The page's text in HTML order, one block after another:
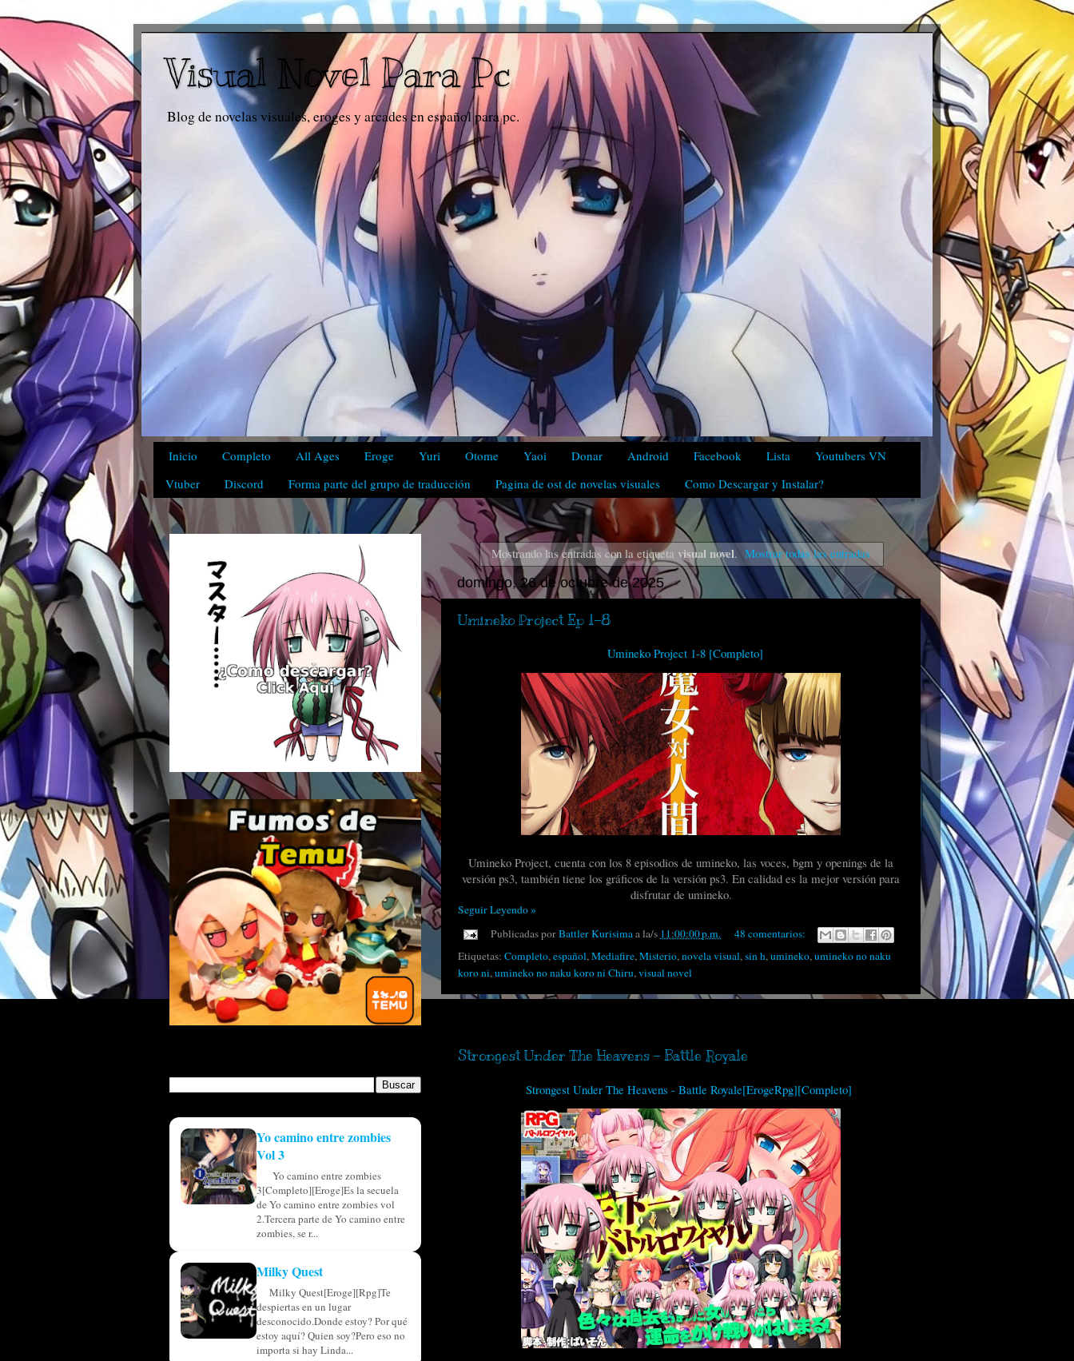
Visual Novel Para Pc
Blog de novelas visuales, eroges y arcades en español para pc.
Inicio Completo All Ages Eroge Yuri Otome Yaoi Donar Android Facebook Lista
Youtubers VN
Vtuber
Discord Forma parte del grupo de traducción Pagina de ost de novelas visuales Como Descargar y Instalar?
Mostrando las entradas con la etiqueta visual novel. Mostrar todas las entradas
domingo, 26 de octubre de 2025
Umineko Project Ep 1-8
Umineko Project 1-8 [Completo]
Umineko Project, cuenta con los 8 episodios de umineko, las voces, bgm y openings de la
versión ps3, también tiene los gráficos de la versión ps3. En calidad es la mejor versión para
disfrutar de umineko.
Seguir Leyendo »
Publicadas porBattler Kurisimaa la/s 11:00:00 p.m.
48 comentarios:
Etiquetas: Completo,español,Mediafire,Misterio,novela visual,sin h,umineko,umineko no naku
koro ni,umineko no naku koro ni Chiru,visual novel
Strongest Under The Heavens - Battle Royale
Strongest Under The Heavens - Battle Royale[ErogeRpg][Completo]
Yo camino entre zombies
Vol 3
Yo camino entre zombies
3[Completo][Eroge]Es la secuela
de Yo camino entre zombies vol
2.Tercera parte de Yo camino entre
zombies, se r...
Milky Quest
Milky Quest[Eroge][Rpg]Te
despiertas en un lugar
desconocido.Donde estoy? Por qué
estoy aquí? Quien soy?Pero eso no
importa si hay Linda...